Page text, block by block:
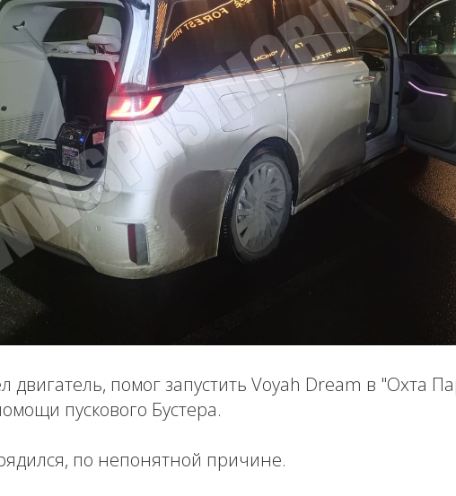
двигатель, помог запустить Voyah Dream в "Охта
пускового Бустера.
по непонятной причине.